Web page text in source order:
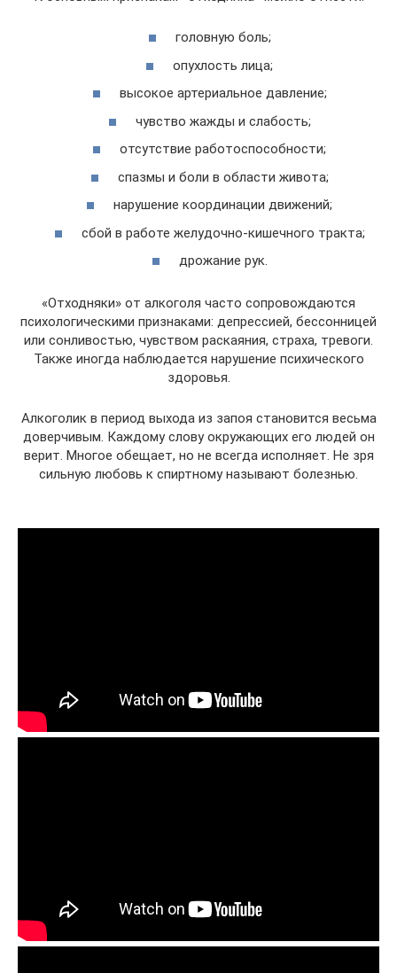
головную боль;
опухлость лица;
высокое артериальное давление;
чувство жажды и слабость;
отсутствие работоспособности;
спазмы и боли в области живота;
нарушение координации движений;
сбой в работе желудочно-кишечного тракта;
дрожание рук.
«Отходняки» от алкоголя часто сопровождаются
психологическими признаками: депрессией, бессонницей
или сонливостью, чувством раскаяния, страха, тревоги.
Также иногда наблюдается нарушение психического
здоровья.
Алкоголик в период выхода из запоя становится весьма
доверчивым. Каждому слову окружающих его людей он
верит. Многое обещает, но не всегда исполняет. Не зря
сильную любовь к спиртному называют болезнью.